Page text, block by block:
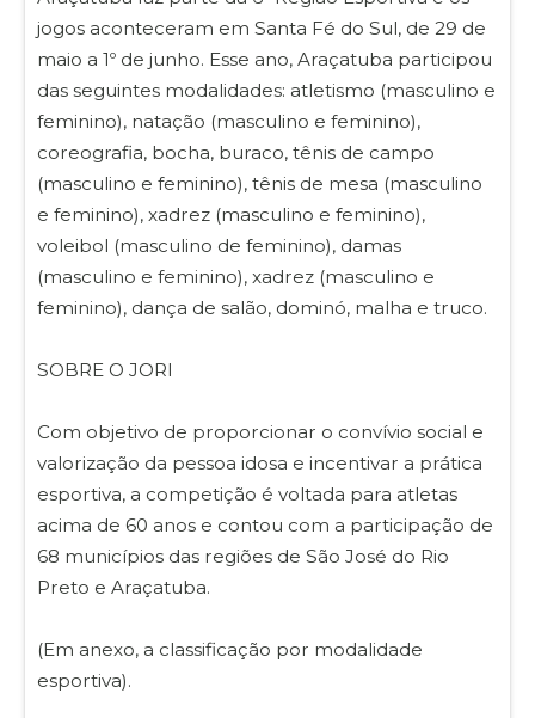
jogos aconteceram em Santa Fé do Sul, de 29 de
maio a 1º de junho. Esse ano, Araçatuba participou
das seguintes modalidades: atletismo (masculino e
feminino), natação (masculino e feminino),
coreografia, bocha, buraco, tênis de campo
(masculino e feminino), tênis de mesa (masculino
e feminino), xadrez (masculino e feminino),
voleibol (masculino de feminino), damas
(masculino e feminino), xadrez (masculino e
feminino), dança de salão, dominó, malha e truco.
SOBRE O JORI
Com objetivo de proporcionar o convívio social e
valorização da pessoa idosa e incentivar a prática
esportiva, a competição é voltada para atletas
acima de 60 anos e contou com a participação de
68 municípios das regiões de São José do Rio
Preto e Araçatuba.
(Em anexo, a classificação por modalidade
esportiva).